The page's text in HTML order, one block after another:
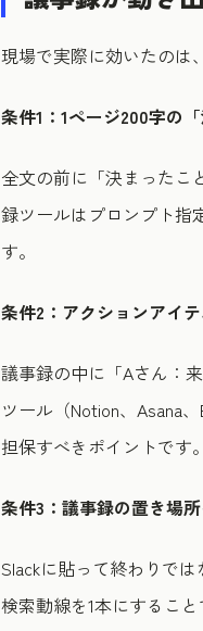
現場で実際に効いたのは
条件1：1ページ200字の
全文の前に「決まったこ
録ツールはプロンプト指
す。
条件2：アクションアイ
議事録の中に「Aさん：
ツール（Notion、Asana
担保すべきポイントです
条件3：議事録の置き場
Slackに貼って終わりで
検索動線を1本にするこ